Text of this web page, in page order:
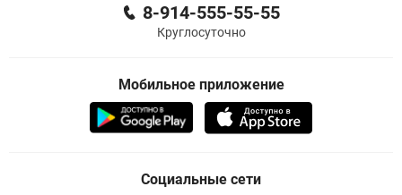
8-914-555-55-55
Круглосуточно
Мобильное приложение
Социальные сети